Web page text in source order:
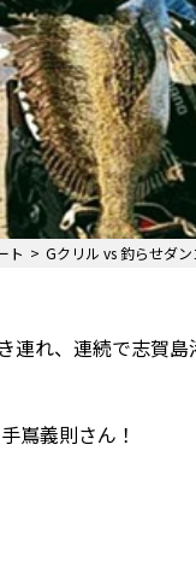
ト Gクリル vs 釣らせダン
連れ、連続で志賀
嶌義則さん！